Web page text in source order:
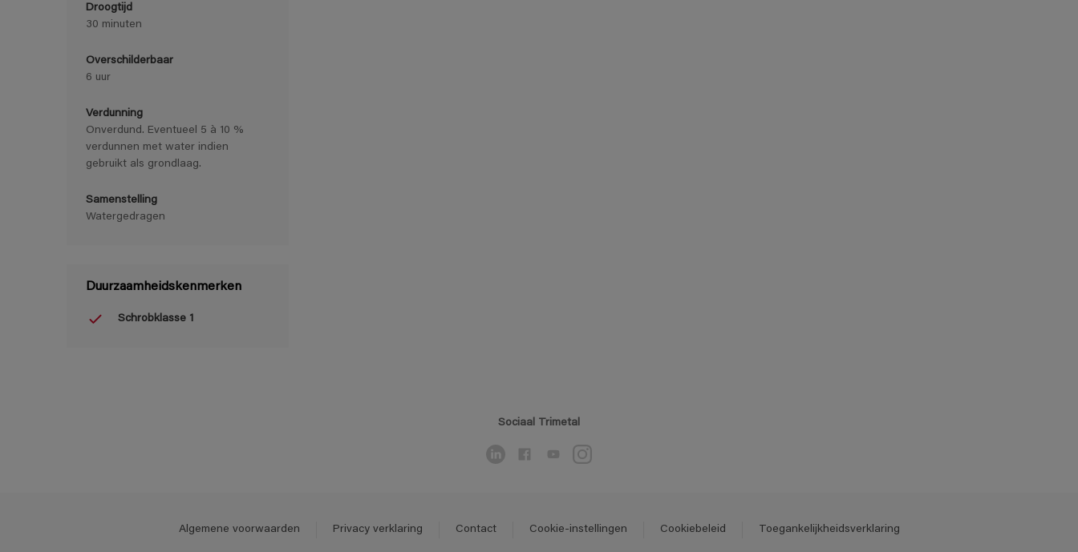
Droogtijd
30 minuten
Overschilderbaar
6 uur
Verdunning
Onverdund. Eventueel 5 à 10 %
verdunnen met water indien
gebruikt als grondlaag.
Samenstelling
Watergedragen
Duurzaamheidskenmerken
Schrobklasse 1
Sociaal Trimetal
Algemene voorwaarden Privacy verklaring Contact Cookie-instellingen Cookiebeleid Toegankelijkheidsverklaring